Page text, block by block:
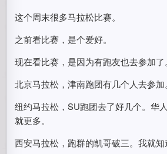
这个周末很多马拉松比赛。
之前看比赛，是个爱好。
现在看比赛，是因为有跑友也去参加了。
北京马拉松，津南跑团有几个人去参加。
纽约马拉松，SU跑团去了好几个。华
就更多。
西安马拉松，跑群的凯哥破三。我就知